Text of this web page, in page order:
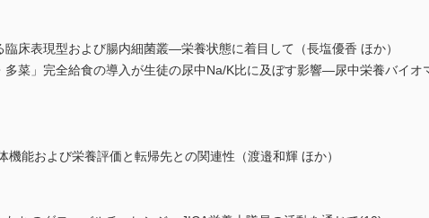
床表現型および腸内細菌叢―栄養状態に着目して（長塩優香 ほか）
菜」完全給食の導入が生徒の尿中Na/K比に及ぼす影響―尿中栄養バイ
能および栄養評価と転帰先との関連性（渡邉和輝 ほか）